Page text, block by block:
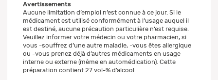
Avertissements
Aucune limitation d’emploi n’est connue à ce jour. Si le
médicament est utilisé conformément à l’usage auquel il
est destiné, aucune précaution particulière n’est requise.
Veuillez informer votre médecin ou votre pharmacien, si
vous -souffrez d’une autre maladie, -vous êtes allergique
ou -vous prenez déjà d’autres médicaments en usage
interne ou externe (même en automédication). Cette
préparation contient 27 vol-% d’alcool.